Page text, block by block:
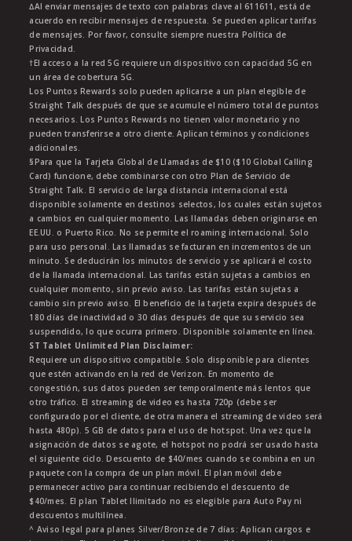
∆Al enviar mensajes de texto con palabras clave al 611611, está de
acuerdo en recibir mensajes de respuesta. Se pueden aplicar tarifas
de mensajes. Por favor, consulte siempre nuestra Política de
Privacidad.
†El acceso a la red 5G requiere un dispositivo con capacidad 5G en
un área de cobertura 5G.
Los Puntos Rewards solo pueden aplicarse a un plan elegible de
Straight Talk después de que se acumule el número total de puntos
necesarios. Los Puntos Rewards no tienen valor monetario y no
pueden transferirse a otro cliente. Aplican términos y condiciones
adicionales.
§Para que la Tarjeta Global de Llamadas de $10 ($10 Global Calling
Card) funcione, debe combinarse con otro Plan de Servicio de
Straight Talk. El servicio de larga distancia internacional está
disponible solamente en destinos selectos, los cuales están sujetos
a cambios en cualquier momento. Las llamadas deben originarse en
EE.UU. o Puerto Rico. No se permite el roaming internacional. Solo
para uso personal. Las llamadas se facturan en incrementos de un
minuto. Se deducirán los minutos de servicio y se aplicará el costo
de la llamada internacional. Las tarifas están sujetas a cambios en
cualquier momento, sin previo aviso. Las tarifas están sujetas a
cambio sin previo aviso. El beneficio de la tarjeta expira después de
180 días de inactividad o 30 días después de que su servicio sea
suspendido, lo que ocurra primero. Disponible solamente en línea.
ST Tablet Unlimited Plan Disclaimer:
Requiere un dispositivo compatible. Solo disponible para clientes
que estén activando en la red de Verizon. En momento de
congestión, sus datos pueden ser temporalmente más lentos que
otro tráfico. El streaming de video es hasta 720p (debe ser
configurado por el cliente, de otra manera el streaming de video será
hasta 480p). 5 GB de datos para el uso de hotspot. Una vez que la
asignación de datos se agote, el hotspot no podrá ser usado hasta
el siguiente ciclo. Descuento de $40/mes cuando se combina en un
paquete con la compra de un plan móvil. El plan móvil debe
permanecer activo para continuar recibiendo el descuento de
$40/mes. El plan Tablet Ilimitado no es elegible para Auto Pay ni
descuentos multilínea.
^ Aviso legal para planes Silver/Bronze de 7 días: Aplican cargos e